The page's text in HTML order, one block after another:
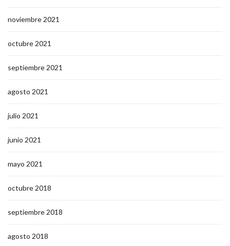
noviembre 2021
octubre 2021
septiembre 2021
agosto 2021
julio 2021
junio 2021
mayo 2021
octubre 2018
septiembre 2018
agosto 2018